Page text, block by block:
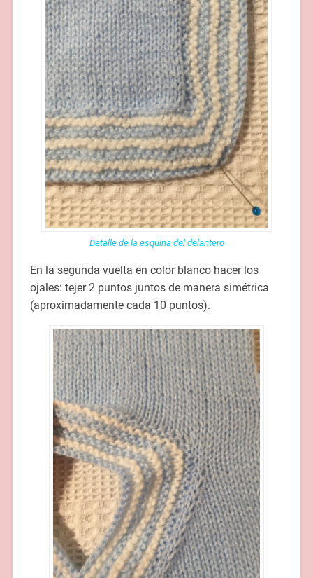
Detalle de la esquina del delantero
En la segunda vuelta en color blanco hacer los
ojales: tejer 2 puntos juntos de manera simétrica
(aproximadamente cada 10 puntos).